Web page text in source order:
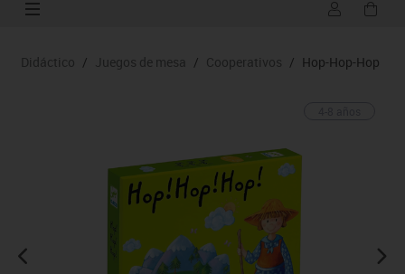
Didáctico / Juegos de mesa / Cooperativos / Hop-Hop-Hop